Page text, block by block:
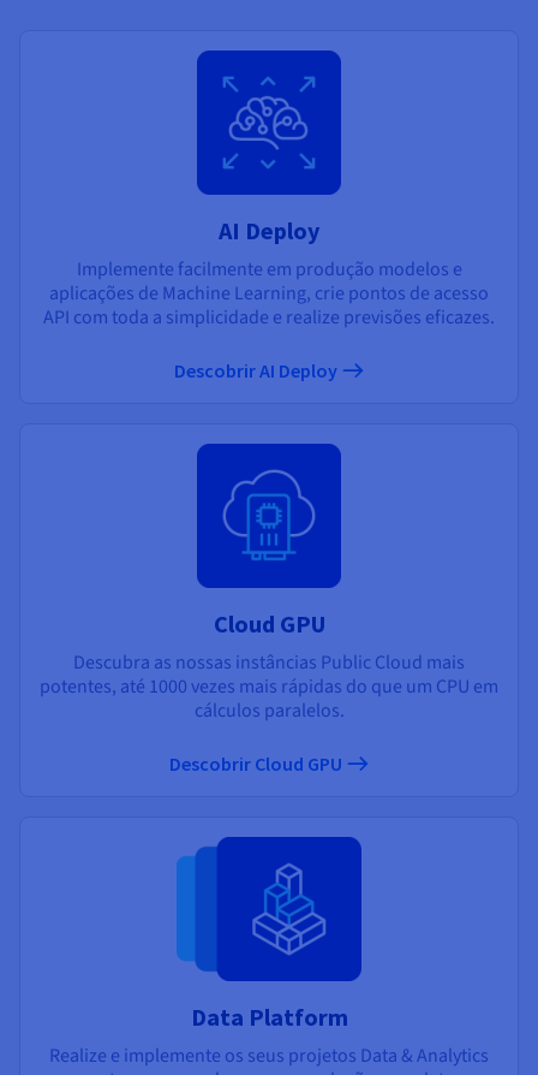
AI Deploy
Implemente facilmente em produção modelos e
aplicações de Machine Learning, crie pontos de acesso
API com toda a simplicidade e realize previsões eficazes.
Descobrir AI Deploy
Cloud GPU
Descubra as nossas instâncias Public Cloud mais
potentes, até 1000 vezes mais rápidas do que um CPU em
cálculos paralelos.
Descobrir Cloud GPU
Data Platform
Realize e implemente os seus projetos Data & Analytics